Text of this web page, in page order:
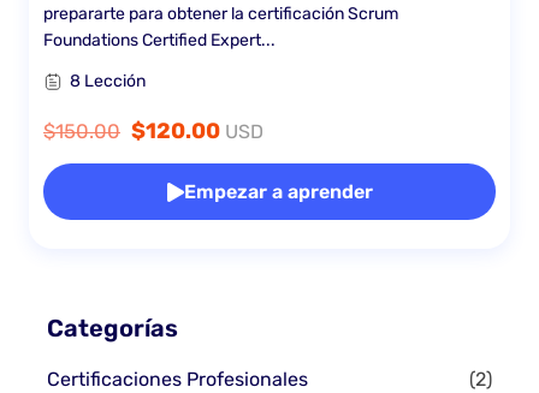
prepararte para obtener la certificación Scrum
Foundations Certified Expert...
8 Lección
$150.00 $120.00 USD
Empezar a aprender
Categorías
Certificaciones Profesionales
(2)